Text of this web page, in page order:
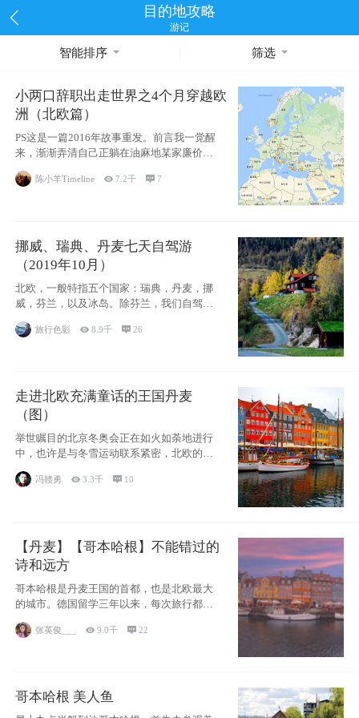
目的地攻略
游记
智能排序 筛选
小两口辞职出走世界之4个月穿越欧
洲（北欧篇）
PS这是一篇2016年故事重发。前言我一觉醒
来，渐渐弄清自己正躺在油麻地某家廉价宾
馆
陈小羊Timeline 7.2千 7
挪威、瑞典、丹麦七天自驾游
（2019年10月）
北欧，一般特指五个国家：瑞典，丹麦，挪
威，芬兰，以及冰岛。除芬兰，我们自驾游
旅行色影 8.9千 26
走进北欧充满童话的王国丹麦
（图）
举世瞩目的北京冬奥会正在如火如荼地进行
中，也许是与冬雪运动联系紧密，北欧的一
些国家因
冯赣勇 3.3千  10
【丹麦】【哥本哈根】不能错过的
诗和远方
哥本哈根是丹麦王国的首都，也是北欧最大
的城市。德国留学三年以来，每次旅行都是
张英俊___ 9.0千 22
哥本哈根 美人鱼